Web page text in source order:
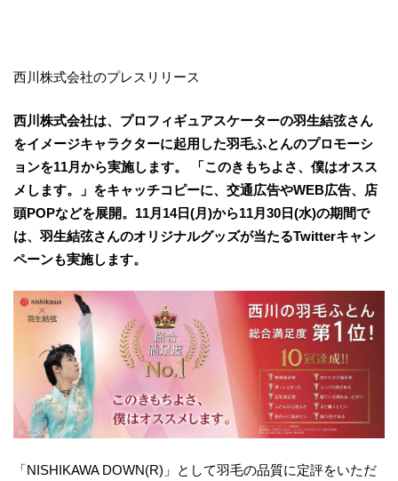
西川株式会社のプレスリリース
西川株式会社は、プロフィギュアスケーターの羽生結弦さん
をイメージキャラクターに起用した羽毛ふとんのプロモーシ
ョンを11月から実施します。 「このきもちよさ、僕はオスス
メします。」をキャッチコピーに、交通広告やWEB広告、店
頭POPなどを展開。11月14日(月)から11月30日(水)の期間で
は、羽生結弦さんのオリジナルグッズが当たるTwitterキャン
ペーンも実施します。
「NISHIKAWA DOWN(R)」として羽毛の品質に定評をいただ